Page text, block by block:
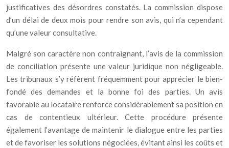
justificatives des désordres constatés. La commission dispose
d’un délai de deux mois pour rendre son avis, qui n’a cependant
qu’une valeur consultative.
Malgré son caractère non contraignant, l’avis de la commission
de conciliation présente une valeur juridique non négligeable.
Les tribunaux s’y réfèrent fréquemment pour apprécier le bien-
fondé des demandes et la bonne foi des parties. Un avis
favorable au locataire renforce considérablement sa position en
cas de contentieux ultérieur. Cette procédure présente
également l’avantage de maintenir le dialogue entre les parties
et de favoriser les solutions négociées, évitant ainsi les coûts et